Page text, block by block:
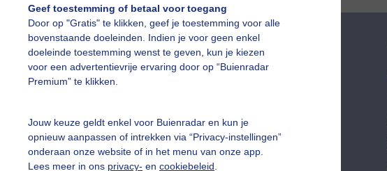
Geef toestemming of betaal voor toegang
Door op "Gratis" te klikken, geef je toestemming voor alle
bovenstaande doeleinden. Indien je voor geen enkel
doeleinde toestemming wenst te geven, kun je kiezen
voor een advertentievrije ervaring door op “Buienradar
Premium” te klikken.
Jouw keuze geldt enkel voor Buienradar en kun je
opnieuw aanpassen of intrekken via “Privacy-instellingen”
onderaan onze website of in het menu van onze app.
Lees meer in ons privacy- en cookiebeleid
vragen
Mijn weer
De Bilt